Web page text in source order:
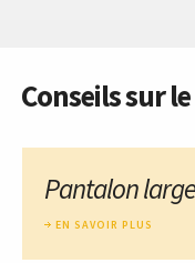
Conseils sur
Pantalon large
EN SAVOIR PLUS